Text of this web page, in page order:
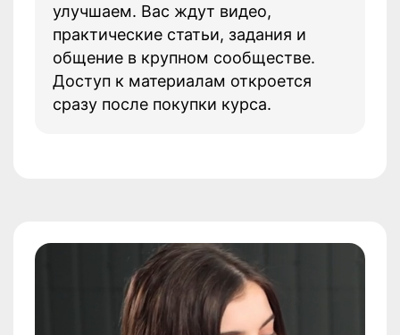
улучшаем. Вас ждут видео,
практические статьи, задания и
общение в крупном сообществе.
Доступ к материалам откроется
сразу после покупки курса.